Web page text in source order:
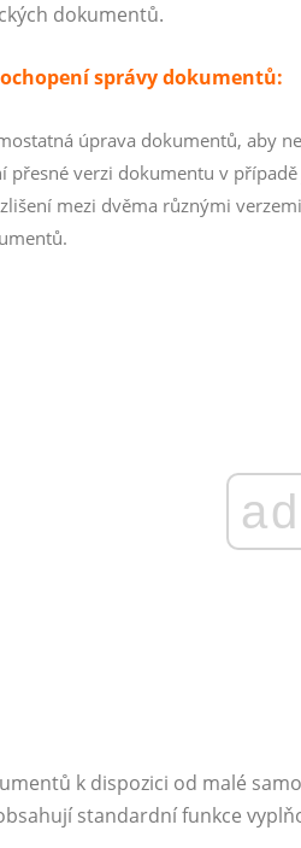
dokumentů.
správy dokumentů:
úprava dokumentů, aby
přesné verzi dokumentu v
mezi dvěma různými
ad
k dispozici od malé
standardní funkce